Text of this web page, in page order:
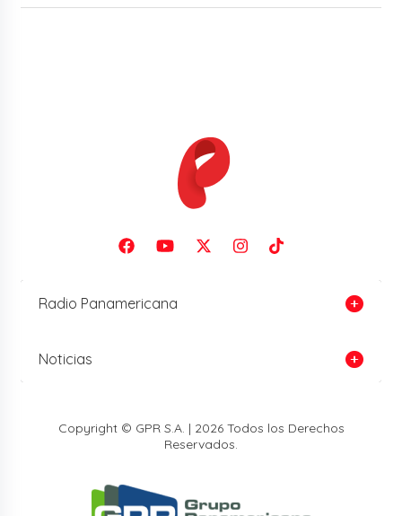
Radio Panamericana
Noticias
Copyright © GPR S.A. | 2026 Todos los Derechos
Reservados.